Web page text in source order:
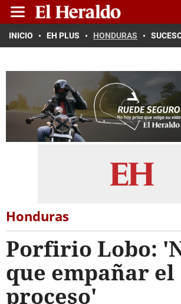
INICIO EH PLUS HONDURAS
Honduras
Porfirio Lobo:
que empañar el
proceso'